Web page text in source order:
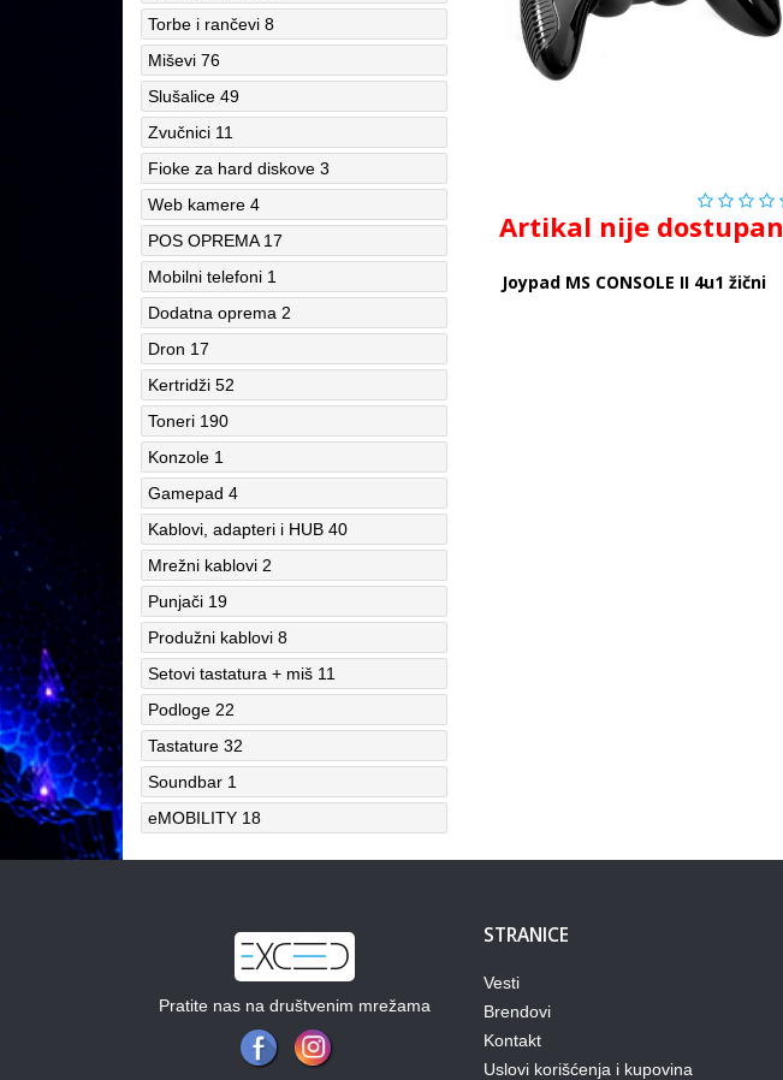
Torbe i rančevi 8
Miševi 76
Slušalice 49
Zvučnici 11
Fioke za hard diskove 3
Web kamere 4
POS OPREMA 17
Mobilni telefoni 1
Dodatna oprema 2
Dron 17
Kertridži 52
Toneri 190
Konzole 1
Gamepad 4
Kablovi, adapteri i HUB 40
Mrežni kablovi 2
Punjači 19
Produžni kablovi 8
Setovi tastatura + miš 11
Podloge 22
Tastature 32
Soundbar 1
eMOBILITY 18
Artikal nije dostupan
Joypad MS CONSOLE II 4u1 žični
Pratite nas na društvenim mrežama
STRANICE
Vesti
Brendovi
Kontakt
Uslovi korišćenja i kupovina